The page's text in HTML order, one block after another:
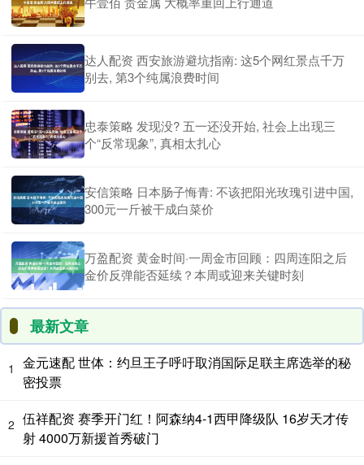
达人配资 西安旅游避坑指南: 这5个网红景点千万
别去, 第3个纯属浪费时间
忠泰策略 发现没? 五一还没开始, 社会上出现三
个“反常现象”, 真相太扎心
安信策略 日本肠子悔青: 不该把阳光玫瑰引进中国,
300元一斤被干成白菜价
万盈配资 黄金时间·一周金市回顾：四周连阳之后
金价反弹能否延续？本周或迎来关键时刻
最新文章
1
金元速配 世体：约旦王子呼吁取消国际足联主席选举的秘
密投票
2 伍祥配资 赛季开门红！阿森纳4-1西甲降级队 16岁天才传
射 4000万新援首秀破门